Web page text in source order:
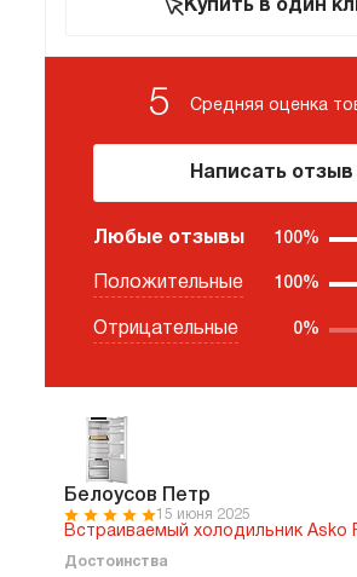
Белоусов Петр
15 июня 2025
Встраиваемый холодильник Asko
Достоинства
Купить в один
5 Средняя оценка
Написать отзыв
Любые отзывы 100%
Положительные 100%
Отрицательные 0%